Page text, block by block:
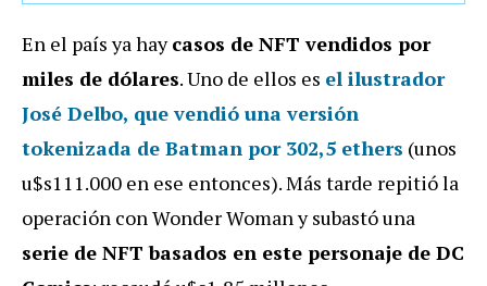
En el país ya haycasos de NFT vendidos por
miles de dólares. Uno de ellos es el ilustrador
José Delbo, que vendió una versión
tokenizada de Batman por 302,5 ethers (unos
u$s111.000 en ese entonces). Más tarde repitió la
operación con Wonder Woman y subastó una
serie de NFT basados en este personaje de DC